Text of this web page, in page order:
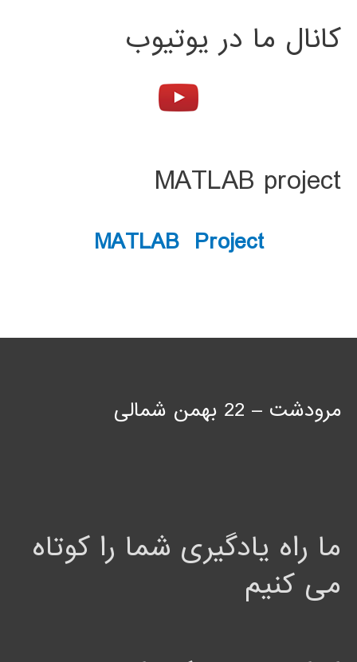
کانال ما در یوتیوب
MATLAB project
MATLAB Project
مرودشت – 22 بهمن شمالی
ما راه یادگیری شما را کوتاه
می کنیم